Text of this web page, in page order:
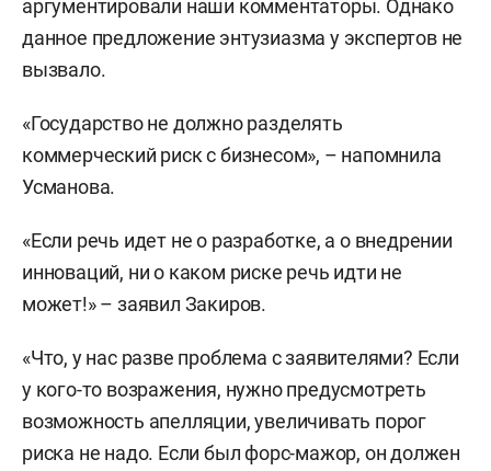
аргументировали наши комментаторы. Однако
данное предложение энтузиазма у экспертов не
вызвало.
«Государство не должно разделять
коммерческий риск с бизнесом», – напомнила
Усманова.
«Если речь идет не о разработке, а о внедрении
инноваций, ни о каком риске речь идти не
может!» – заявил Закиров.
«Что, у нас разве проблема с заявителями? Если
у кого-то возражения, нужно предусмотреть
возможность апелляции, увеличивать порог
риска не надо. Если был форс-мажор, он должен